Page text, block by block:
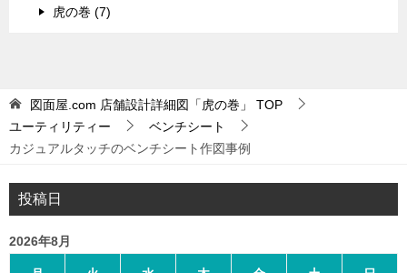
虎の巻 (7)
図面屋.com 店舗設計詳細図「虎の巻」
TOP
ユーティリティー
ベンチシート
カジュアルタッチのベンチシート作図事例
投稿日
2026年8月